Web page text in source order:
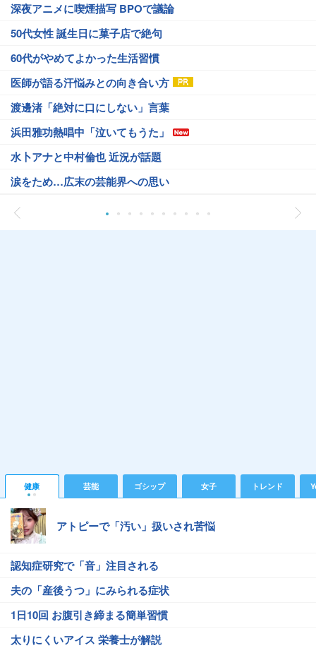
深夜アニメに喫煙描写 BPOで議論
50代女性 誕生日に菓子店で絶句
60代がやめてよかった生活習慣
医師が語る汗悩みとの向き合い方
渡邊渚「絶対に口にしない」言葉
浜田雅功熱唱中「泣いてもうた」
水卜アナと中村倫也 近況が話題
涙をため…広末の芸能界への思い
健康 芸能 ゴシップ 女子 トレンド
アトピーで「汚い」扱いされ苦悩
認知症研究で「音」注目される
夫の「産後うつ」にみられる症状
1日10回 お腹引き締まる簡単習慣
太りにくいアイス 栄養士が解説